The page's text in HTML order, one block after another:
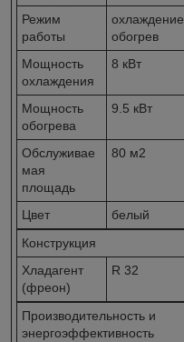
Режим
работы
охлаждение,
обогрев
Мощность
охлаждения
8 кВт
Мощность
обогрева
9.5 кВт
Обслуживае
мая
площадь
80 м2
Цвет
белый
Конструкция
Хладагент
(фреон)
R 32
Производительность и
энергоэффективность